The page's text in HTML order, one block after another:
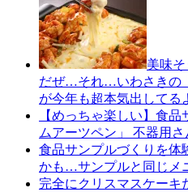
美味
だぜ…それ…いわさきの
が今年も超本気出してる
【めっちゃ楽しい】食
ムアーツペン」 不器用
食品サンプルづくりを体
かも…サンプルと同じメ
完全にクリスマスケーキ